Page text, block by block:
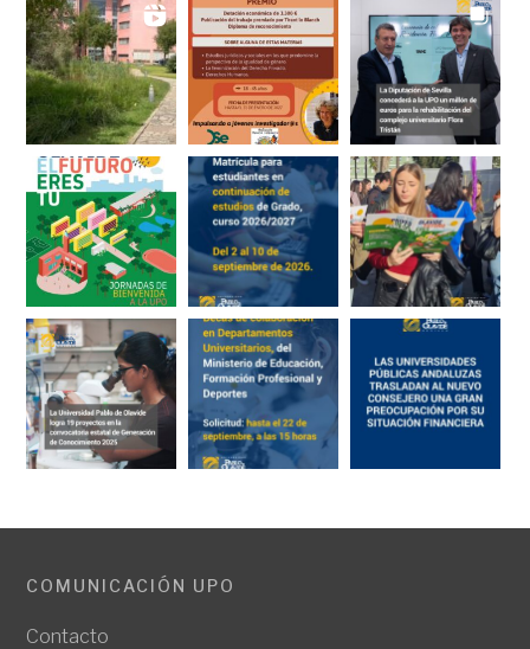
COMUNICACIÓN UPO
Contacto